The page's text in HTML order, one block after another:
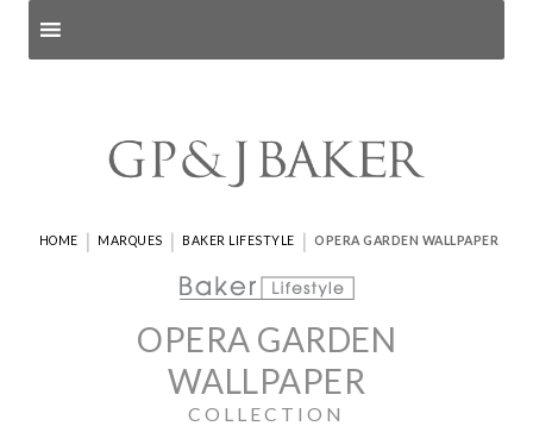
HOME | MARQUES | BAKER LIFESTYLE | OPERA GARDEN WALLPAPER
OPERA GARDEN
WALLPAPER
COLLECTION